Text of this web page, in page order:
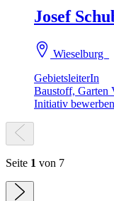
Josef
Wieselburg
GebietsleiterIn
Baustoff, Garten
Initiativ bewerben
Seite 1 von 7